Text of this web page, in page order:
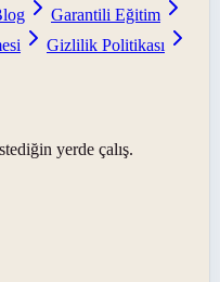
Garantili Eğitim
Gizlilik Politikası
yerde çalış.